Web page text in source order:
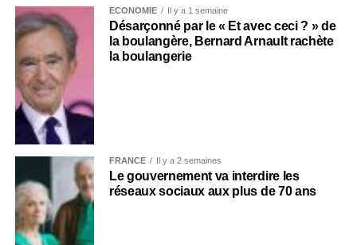
ECONOMIE Il y a 1 semaine
Désarçonné par le « Et avec ceci ? » de
la boulangère, Bernard Arnault rachète
la boulangerie
FRANCE Il y a 2 semaines
Le gouvernement va interdire les
réseaux sociaux aux plus de 70 ans